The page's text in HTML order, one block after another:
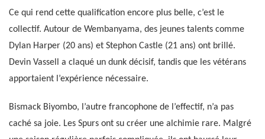
Ce qui rend cette qualification encore plus belle, c’est le
collectif. Autour de Wembanyama, des jeunes talents comme
Dylan Harper (20 ans) et Stephon Castle (21 ans) ont brillé.
Devin Vassell a claqué un dunk décisif, tandis que les vétérans
apportaient l’expérience nécessaire.
Bismack Biyombo, l’autre francophone de l’effectif, n’a pas
caché sa joie. Les Spurs ont su créer une alchimie rare. Malgré